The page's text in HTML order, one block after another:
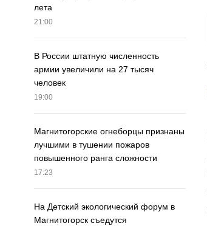
лета
21:00
В России штатную численность
армии увеличили на 27 тысяч
человек
19:00
Магнитогорские огнеборцы признаны
лучшими в тушении пожаров
повышенного ранга сложности
17:23
На Детский экологический форум в
Магнитогорск съедутся